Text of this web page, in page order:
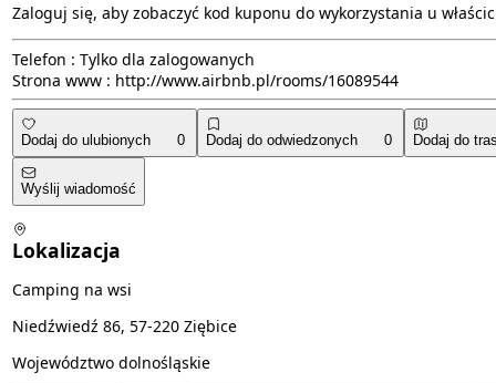
Zaloguj się, aby zobaczyć kod kuponu do wykorzystania u
Telefon : Tylko dla zalogowanych
Strona www : http://www.airbnb.pl/rooms/16089544
Dodaj do ulubionych 0 Dodaj do odwiedzonych 0 Dodaj do
Wyślij wiadomość
Lokalizacja
Camping na wsi
Niedźwiedź 86, 57-220 Ziębice
Województwo dolnośląskie